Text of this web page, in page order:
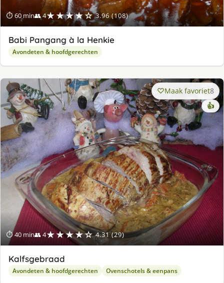
⏱ 60 min👥 4★★★★☆ 3.96 (108)
Babi Pangang à la Henkie
Avondeten & hoofdgerechten
⏱ 40 min👥 4★★★★☆ 4.31 (29)
Maak favoriet8
👍
Kalfsgebraad
Avondeten & hoofdgerechten Ovenschotels & eenpans